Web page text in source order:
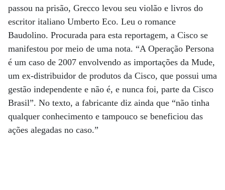
passou na prisão, Grecco levou seu violão e livros do
escritor italiano Umberto Eco. Leu o romance
Baudolino. Procurada para esta reportagem, a Cisco se
manifestou por meio de uma nota. “A Operação Persona
é um caso de 2007 envolvendo as importações da Mude,
um ex-distribuidor de produtos da Cisco, que possui uma
gestão independente e não é, e nunca foi, parte da Cisco
Brasil”. No texto, a fabricante diz ainda que “não tinha
qualquer conhecimento e tampouco se beneficiou das
ações alegadas no caso.”